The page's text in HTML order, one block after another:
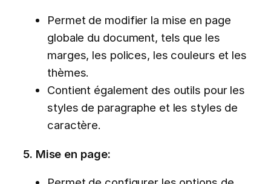
Permet de modifier la mise en page
globale du document, tels que les
marges, les polices, les couleurs et les
thèmes.
Contient également des outils pour les
styles de paragraphe et les styles de
caractère.
5. Mise en page: